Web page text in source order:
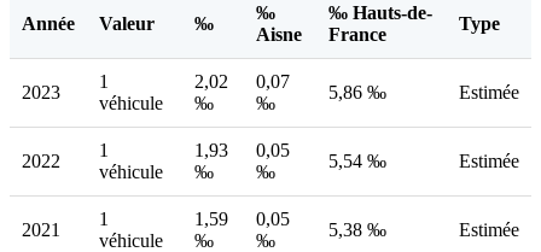
Année Valeur ‰
‰
Aisne
‰ Hauts-de-
France
Type
2023
1
véhicule
2,02
‰
0,07
‰
5,86 ‰ Estimée
2022
1
véhicule
1,93
‰
0,05
‰
5,54 ‰ Estimée
2021
1
véhicule
1,59
‰
0,05
‰
5,38 ‰ Estimée